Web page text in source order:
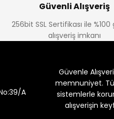
Güvenli Alışveriş
256bit SSL Sertifikası ile
alışveriş imkanı
A
Güvenle
memnuniyet.
sistemlerle
alışverişin